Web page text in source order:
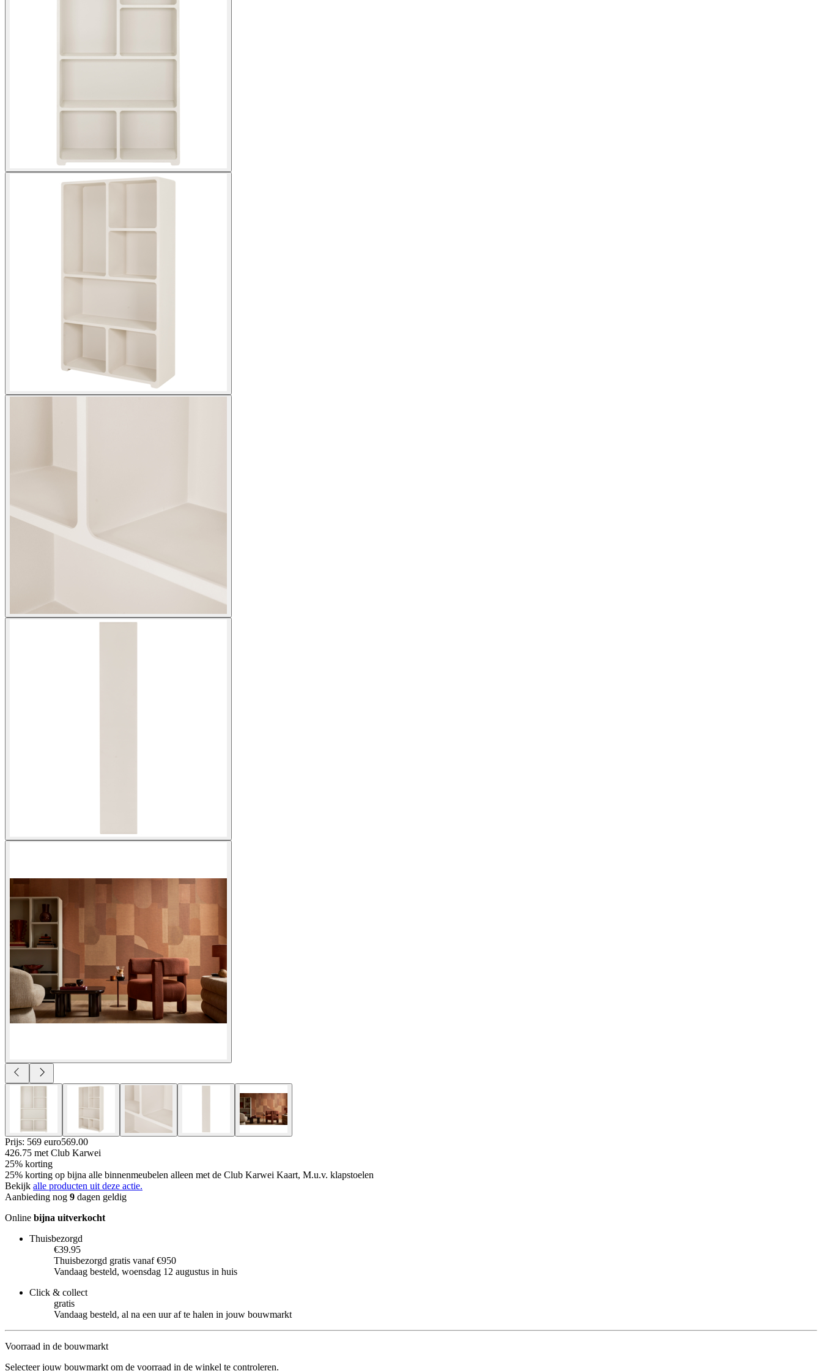
Prijs: 569 euro569.00
426.75 met Club Karwei
25% korting
25% korting op bijna alle binnenmeubelen alleen met de Club Karwei Kaart, M.u.v. klapstoelen
Bekijk alle producten uit deze actie.
Aanbieding nog 9 dagen geldig
Online bijna uitverkocht
Thuisbezorgd
€39.95
Thuisbezorgd gratis vanaf €950
Vandaag besteld, woensdag 12 augustus in huis
Click & collect
gratis
Vandaag besteld, al na een uur af te halen in jouw bouwmarkt
Voorraad in de bouwmarkt
Selecteer jouw bouwmarkt om de voorraad in de winkel te controleren.